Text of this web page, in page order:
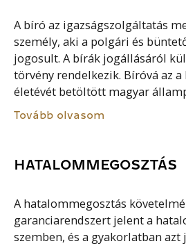
A bíró az igazságszolgáltatás
személy, aki a polgári és
jogosult. A bírák jogállásáról
törvény rendelkezik. Bíróvá az
életévét betöltött magyar
Tovább olvasom
HATALOMMEGOSZTÁS
A hatalommegosztás
garanciarendszert jelent a
szemben, és a gyakorlatban azt